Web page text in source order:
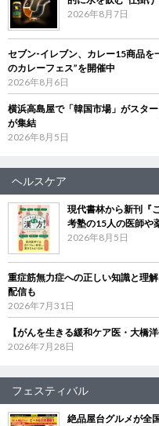
2026年8月7日
セブン‐イレブン、カレー15商品
のカレーフェス”を開催中
2026年8月6日
横浜高島屋で「韓国市場」がスタ
が集結
2026年8月5日
ヘルスケア
現代書林から新刊『
考塾の15人の医師や
2026年8月5日
重症筋無力症への正しい知識と理
配信も
2026年7月31日
【がんを生きる緩和ケア医・大橋
2026年7月28日
フェスティバル
絶品屋台グルメが全